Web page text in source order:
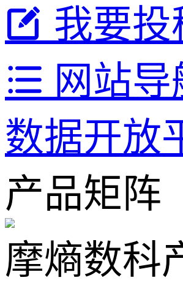
我要投
网站导
数据开放
产品矩阵
摩熵数科